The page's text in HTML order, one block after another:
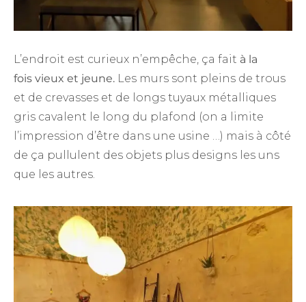
L’endroit est curieux n’empêche, ça fait à la
fois vieux et jeune. Les murs sont pleins de trous
et de crevasses et de longs tuyaux métalliques
gris cavalent le long du plafond (on a limite
l’impression d’être dans une usine …) mais à côté
de ça pullulent des objets plus designs les uns
que les autres.